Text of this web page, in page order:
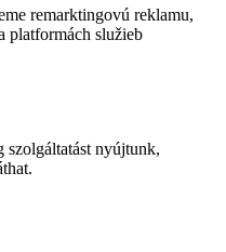
remarktingovú reklamu,
platformách služieb
szolgáltatást nyújtunk,